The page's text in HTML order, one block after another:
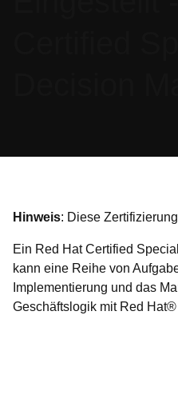
Hinweis: Diese
Ein Red Hat Certified
kann eine Reihe von
Implementierung und das
Geschäftslogik mit Red